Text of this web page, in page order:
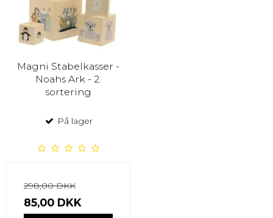
Magni Stabelkasser -
Noahs Ark - 2.
sortering
På lager
298,00 DKK
85,00 DKK